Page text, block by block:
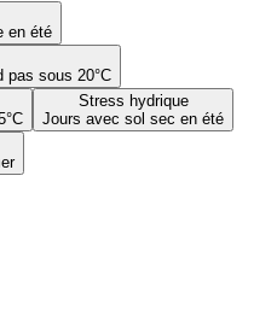
en été
pas sous 20°C
Stress hydrique
Jours avec sol sec en été